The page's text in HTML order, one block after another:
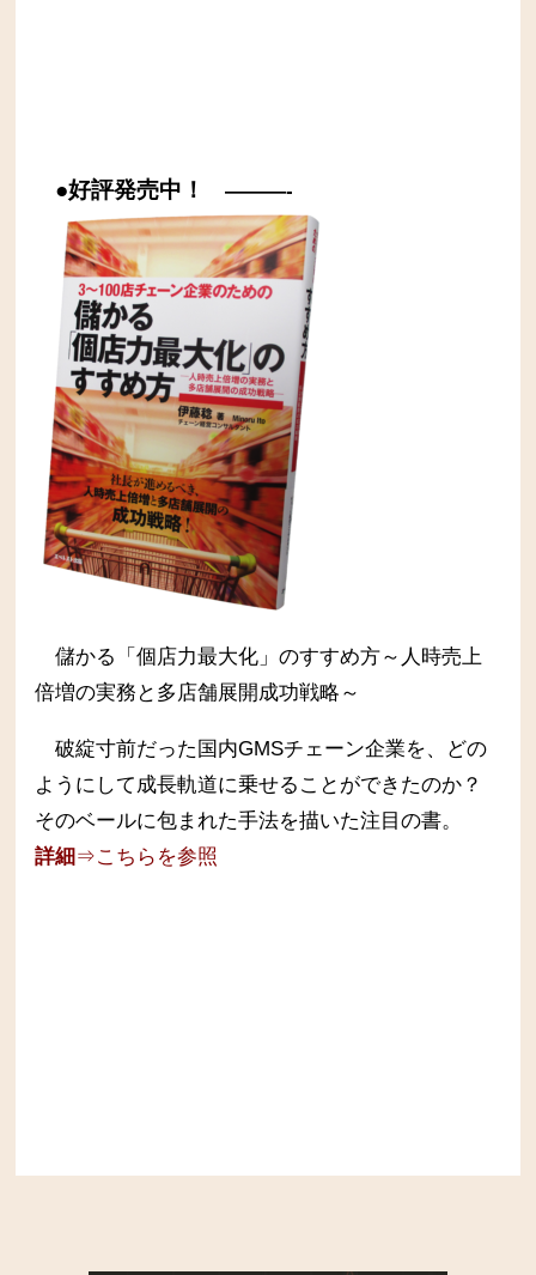
●好評発売中！ ———-
儲かる「個店力最大化」のすすめ方～人時売上
倍増の実務と多店舗展開成功戦略～
破綻寸前だった国内GMSチェーン企業を、どの
ようにして成長軌道に乗せることができたのか？
そのベールに包まれた手法を描いた注目の書。
詳細⇒こちらを参照